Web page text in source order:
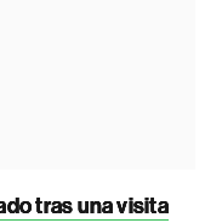
tras una visita